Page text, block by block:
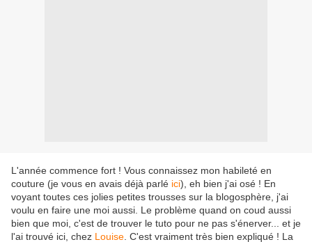
L'année commence fort ! Vous connaissez mon habileté en
couture (je vous en avais déjà parlé ici), eh bien j'ai osé ! En
voyant toutes ces jolies petites trousses sur la blogosphère, j'ai
voulu en faire une moi aussi. Le problème quand on coud aussi
bien que moi, c'est de trouver le tuto pour ne pas s'énerver... et je
l'ai trouvé ici, chez Louise . C'est vraiment très bien expliqué ! La